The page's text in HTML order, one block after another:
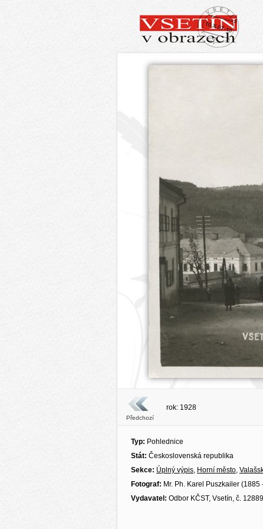
Předchozí
rok: 1928
Typ: Pohlednice
Stát: Československá republika
Sekce: Úplný výpis, Horní město,
Fotograf: Mr. Ph. Karel Puszkailer (1885
Vydavatel: Odbor KČST, Vsetín, č. 12889